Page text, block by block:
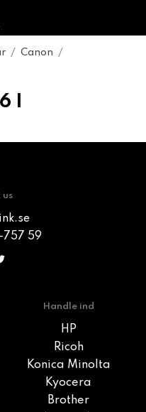
/ Canon
/
I
us
757 59
Handle ind
HP
Ricoh
Konica Minolta
Kyocera
Brother